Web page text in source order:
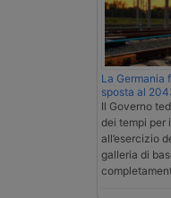
La Germania
sposta al
Il Governo
dei tempi per
all’esercizio
galleria di